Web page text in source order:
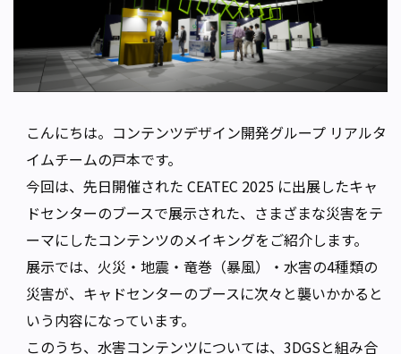
こんにちは。コンテンツデザイン開発グループ リアルタ
イムチームの戸本です。
今回は、先日開催された CEATEC 2025 に出展したキャ
ドセンターのブースで展示された、さまざまな災害をテ
ーマにしたコンテンツのメイキングをご紹介します。
展示では、火災・地震・竜巻（暴風）・水害の4種類の
災害が、キャドセンターのブースに次々と襲いかかると
いう内容になっています。
このうち、水害コンテンツについては、3DGSと組み合